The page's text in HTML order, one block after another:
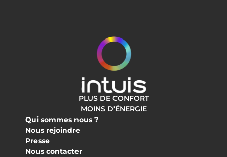
PLUS DE CONFORT
MOINS D'ÉNERGIE
Qui sommes nous ?
Nous rejoindre
Presse
Nous contacter